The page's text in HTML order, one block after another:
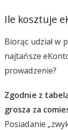
Ile kosztuje
Biorąc udział w
najtańsze
prowadzenie?
Zgodnie z
grosza za
Posiadanie